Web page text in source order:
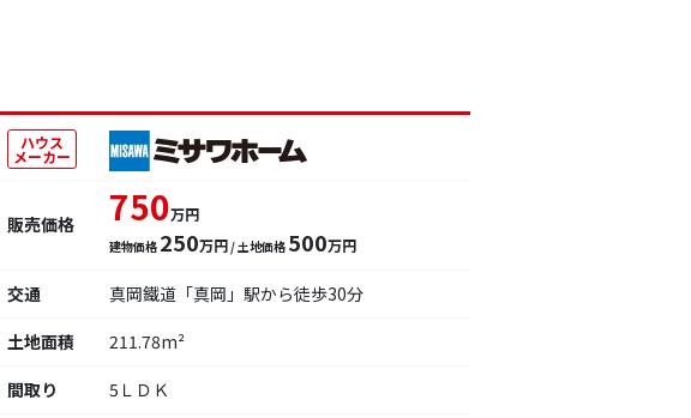
ハウス
メーカー
販売価格 750万円
建物価格 250万円 / 土地価格 500万円
交通
真岡鐵道「真岡」駅から徒歩30分
土地面積
211.78m²
間取り
5ＬＤＫ